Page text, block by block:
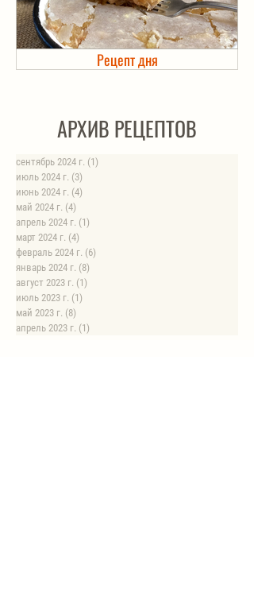
Рецепт дня
Холодец в банке. Автоклав
АРХИВ РЕЦЕПТОВ
сентябрь 2024 г. (1)
июль 2024 г. (3)
июнь 2024 г. (4)
май 2024 г. (4)
апрель 2024 г. (1)
март 2024 г. (4)
февраль 2024 г. (6)
январь 2024 г. (8)
август 2023 г. (1)
июль 2023 г. (1)
май 2023 г. (8)
апрель 2023 г. (1)